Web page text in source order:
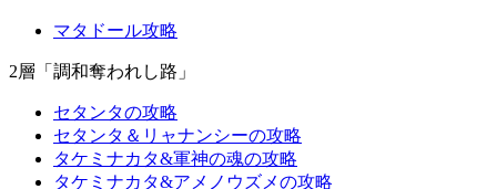
マタドール攻略
2層「調和奪われし路」
セタンタの攻略
セタンタ＆リャナンシーの攻略
タケミナカタ&軍神の魂の攻略
タケミナカタ&アメノウズメの攻略